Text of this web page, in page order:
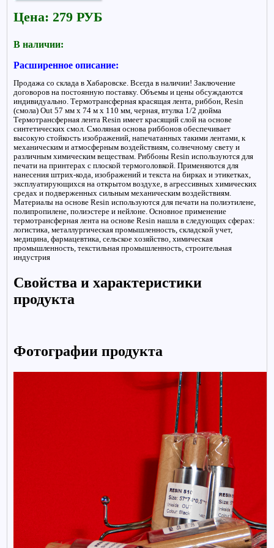
Цена: 279 РУБ
В наличии:
Расширенное описание:
Продажа со склада в Хабаровске. Всегда в наличии! Заключение
договоров на постоянную поставку. Объемы и цены обсуждаются
индивидуально. Термотрансферная красящая лента, риббон, Resin
(смола) Out 57 мм x 74 м х 110 мм, черная, втулка 1/2 дюйма
Термотрансферная лента Resin имеет красящий слой на основе
синтетических смол. Смоляная основа риббонов обеспечивает
высокую стойкость изображений, напечатанных такими лентами, к
механическим и атмосферным воздействиям, солнечному свету и
различным химическим веществам. Риббоны Resin используются для
печати на принтерах с плоской термоголовкой. Применяются для
нанесения штрих-кода, изображений и текста на бирках и этикетках,
эксплуатирующихся на открытом воздухе, в агрессивных химических
средах и подверженных сильным механическим воздействиям.
Материалы на основе Resin используются для печати на полиэтилене,
полипропилене, полиэстере и нейлоне. Основное применение
термотрансферная лента на основе Resin нашла в следующих сферах:
логистика, металлургическая промышленность, складской учет,
медицина, фармацевтика, сельское хозяйство, химическая
промышленность, текстильная промышленность, строительная
индустрия
Свойства и характеристики
продукта
Фотографии продукта